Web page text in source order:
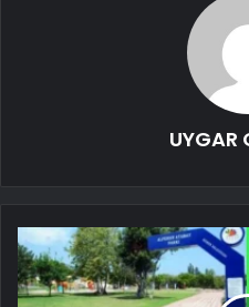
UYGAR